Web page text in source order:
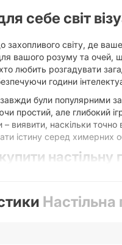
себе світ
захопливого світу, де
вашого розуму та очей,
любить розгадувати
години
були популярними
простий, але глибокий
виявити, наскільки точно
істину серед химерних
Настільна гра Illusion
та виявлення
Настільна